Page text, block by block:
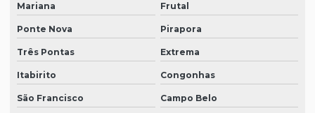
Mariana Frutal
Ponte Nova Pirapora
Três Pontas Extrema
Itabirito Congonhas
São Francisco Campo Belo